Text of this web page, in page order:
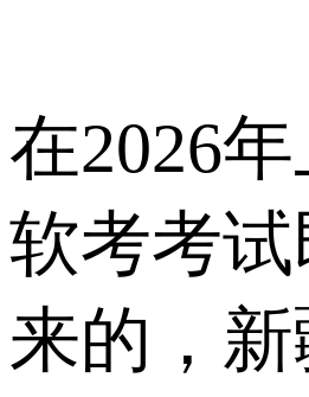
在2026
软考考
来的，